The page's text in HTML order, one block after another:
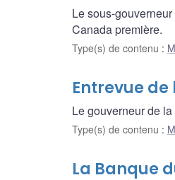
Le sous-
Canada première.
Type(s) de contenu :
Entrevue
Le gouverneur de
Type(s) de contenu :
La Banque